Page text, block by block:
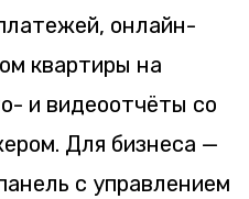
онлайн-
квартиры на
и видеоотчёты со
Для бизнеса —
с управлением